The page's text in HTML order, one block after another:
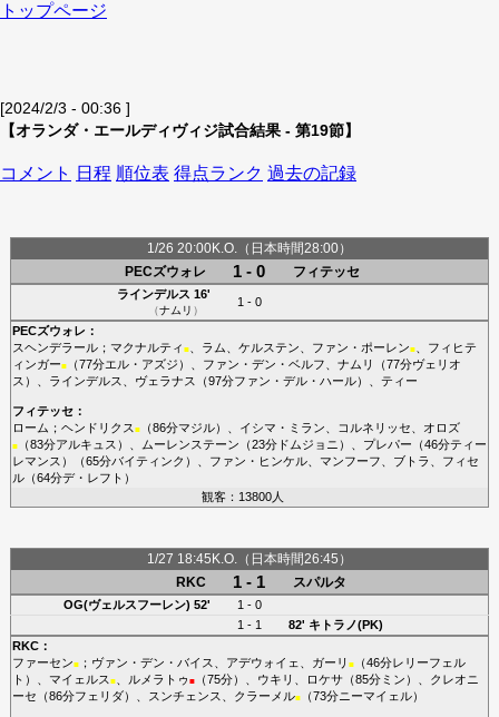
トップページ
[2024/2/3 - 00:36 ]
【オランダ・エールディヴィジ試合結果 - 第19節】
コメント 日程 順位表 得点ランク 過去の記録
1/26 20:00K.O.（日本時間28:00）
PECズウォレ
1 - 0 フィテッセ
ラインデルス 16'
（ナムリ ）
1 - 0
PECズウォレ ：
スヘンデラール； マクナルティ ■、 ラム ケルステン ファン・ポーレン■、 フィヒテ
ィンガー■（77分エル・アズジ ）、 ファン・デン・ベルフ ナムリ （77分ヴェリオ
ス ）、 ラインデルス ヴェラナス （97分ファン・デル・ハール）、 ティー
フィテッセ：
ローム ； ヘンドリクス ■（86分マジル）、 イシマ・ミラン コルネリッセ オロズ
■（83分アルキュス ）、 ムーレンステーン （23分ドムジョニ ）、 プレパー （46分ティー
レマンス ）（65分バイティンク ）、 ファン・ヒンケル、 マンフーフ ブトラ
フィセ
ル（64分デ・レフト ）
観客：13800人
1/27 18:45K.O.（日本時間26:45）
RKC
1 - 1 スパルタ
OG(ヴェルスフーレン) 52'
1 - 0
1 - 1
82' キトラノ(PK)
RKC：
ファーセン■； ヴァン・デン・バイス アデウォイェ ガーリ ■（46分レリーフェル
ト ）、 マイェルス ■、 ルメラトゥ ■（75分）、 ウキリ ロケサ（85分ミン ）、 クレオニ
ーセ （86分フェリダ）、 スンチェンス クラーメル■（73分ニーマイェル）